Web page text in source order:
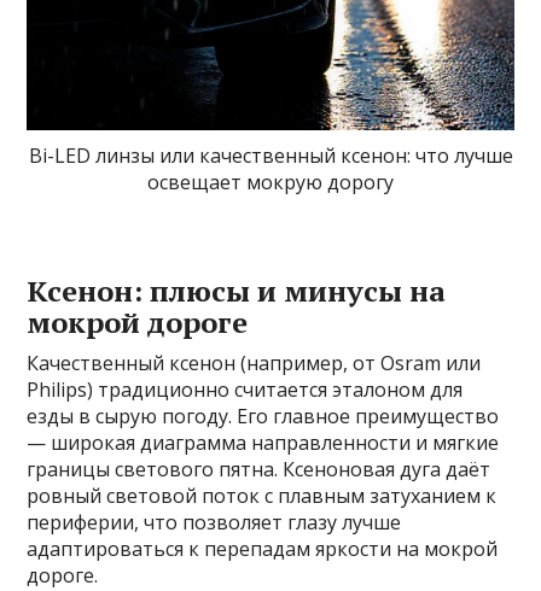
Bi-LED линзы или качественный ксенон: что лучше
освещает мокрую дорогу
Ксенон: плюсы и минусы на
мокрой дороге
Качественный ксенон (например, от Osram или
Philips) традиционно считается эталоном для
езды в сырую погоду. Его главное преимущество
— широкая диаграмма направленности и мягкие
границы светового пятна. Ксеноновая дуга даёт
ровный световой поток с плавным затуханием к
периферии, что позволяет глазу лучше
адаптироваться к перепадам яркости на мокрой
дороге.